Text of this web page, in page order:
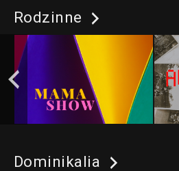
Rodzinne
Dominikalia